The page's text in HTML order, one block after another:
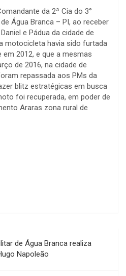
da 2ª Cia do 3°
Água Branca – PI, ao receber
e Pádua da cidade de
motocicleta havia sido furtada
em 2012, e que a mesmas
de 2016, na cidade de
repassada aos PMs da
blitz estratégicas em busca
foi recuperada, em poder de
Araras zona rural de
de Água Branca realiza
Napoleão